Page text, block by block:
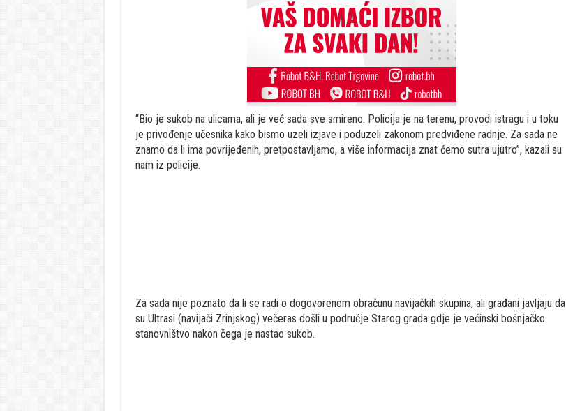
“Bio je sukob na ulicama, ali je već sada sve smireno. Policija je na terenu, provodi istragu i u toku
je privođenje učesnika kako bismo uzeli izjave i poduzeli zakonom predviđene radnje. Za sada ne
znamo da li ima povrijeđenih, pretpostavljamo, a više informacija znat ćemo sutra ujutro”, kazali su
nam iz policije.
Za sada nije poznato da li se radi o dogovorenom obračunu navijačkih skupina, ali građani javljaju da
su Ultrasi (navijači Zrinjskog) večeras došli u područje Starog grada gdje je većinski bošnjačko
stanovništvo nakon čega je nastao sukob.